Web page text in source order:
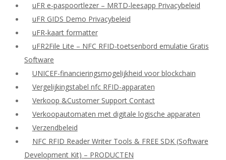
uFR e-paspoortlezer – MRTD-leesapp Privacybeleid
uFR GIDS Demo Privacybeleid
uFR-kaart formatter
uFR2File Lite – NFC RFID-toetsenbord emulatie Gratis
Software
UNICEF-financieringsmogelijkheid voor blockchain
Vergelijkingstabel nfc RFID-apparaten
Verkoop &Customer Support Contact
Verkoopautomaten met digitale logische apparaten
Verzendbeleid
NFC RFID Reader Writer Tools & FREE SDK (Software
Development Kit) – PRODUCTEN